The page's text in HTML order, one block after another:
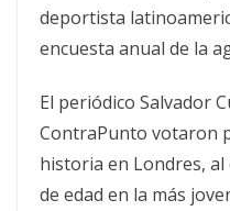
deportista
encuesta anual de la
El periódico Salvador
ContraPunto votaron
historia en Londres,
de edad en la más